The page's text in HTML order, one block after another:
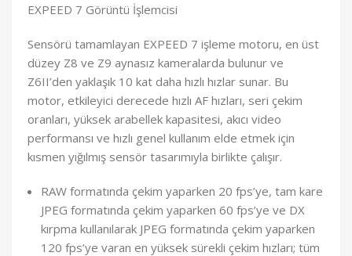
EXPEED 7 Görüntü İşlemcisi
Sensörü tamamlayan EXPEED 7 işleme motoru, en üst
düzey Z8 ve Z9 aynasız kameralarda bulunur ve
Z6II’den yaklaşık 10 kat daha hızlı hızlar sunar. Bu
motor, etkileyici derecede hızlı AF hızları, seri çekim
oranları, yüksek arabellek kapasitesi, akıcı video
performansı ve hızlı genel kullanım elde etmek için
kısmen yığılmış sensör tasarımıyla birlikte çalışır.
RAW formatında çekim yaparken 20 fps’ye, tam kare
JPEG formatında çekim yaparken 60 fps’ye ve DX
kırpma kullanılarak JPEG formatında çekim yaparken
120 fps’ye varan en yüksek sürekli çekim hızları; tüm